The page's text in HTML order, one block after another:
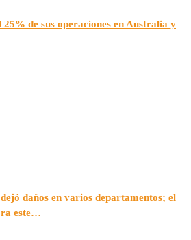
25% de sus operaciones en Australia y
daños en varios departamentos; el
este…